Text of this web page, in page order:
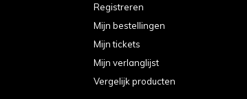
Registreren
Mijn bestellingen
Mijn tickets
Mijn verlanglijst
Vergelijk producten